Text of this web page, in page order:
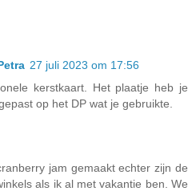
27 juli 2023 om 17:56
kerstkaart. Het plaatje heb je
op het DP wat je gebruikte.
jam gemaakt echter zijn de
als ik al met vakantie ben. We